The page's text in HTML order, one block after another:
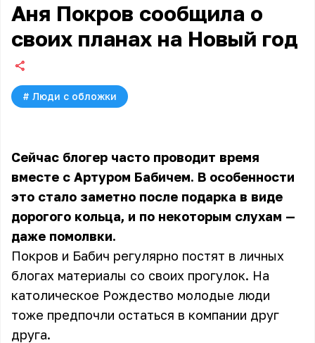
Аня Покров сообщила о
своих планах на Новый год
# Люди с обложки
Сейчас блогер часто проводит время
вместе с Артуром Бабичем. В особенности
это стало заметно после подарка в виде
дорогого кольца, и по некоторым слухам —
даже помолвки.
Покров и Бабич регулярно постят в личных
блогах материалы со своих прогулок. На
католическое Рождество молодые люди
тоже предпочли остаться в компании друг
друга.